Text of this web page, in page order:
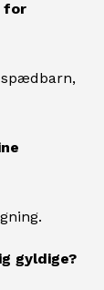
for
gyldige?